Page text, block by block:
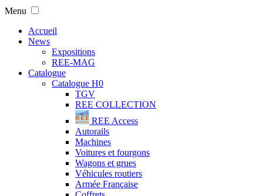
Menu
Accueil
News
Expositions
REE-MAG
Catalogue
Catalogue H0
TGV
REE COLLECTION
REE Access
Autorails
Machines
Voitures et fourgons
Wagons et grues
Véhicules routiers
Armée Française